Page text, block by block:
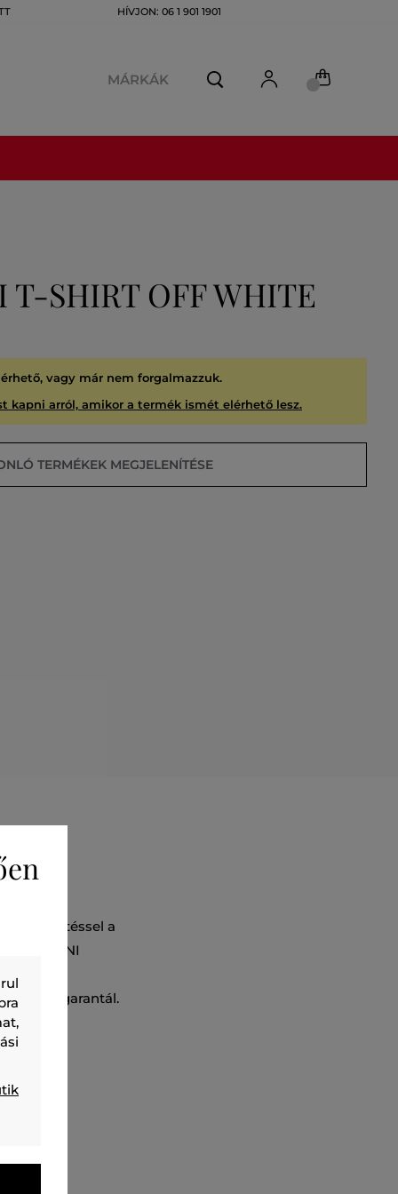
HÍVJON: 06 1 901 1901
MÁRKÁK
T-SHIRT OFF WHITE
vagy már nem forgalmazzuk.
kapni arról, amikor a termék ismét elérhető lesz.
TERMÉKEK MEGJELENÍTÉSE
díszítéssel a
MARNI
garantál.